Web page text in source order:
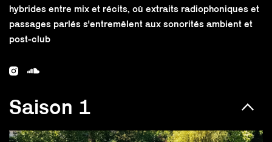
hybrides entre mix et récits, où extraits radiophoniques et
passages parlés s'entremêlent aux sonorités ambient et
post-club
Saison 1